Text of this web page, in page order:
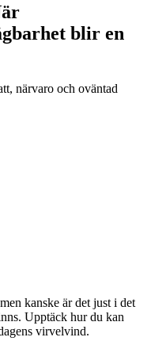
blir en
närvaro och oväntad
kanske är det just i det
Upptäck hur du kan
virvelvind.